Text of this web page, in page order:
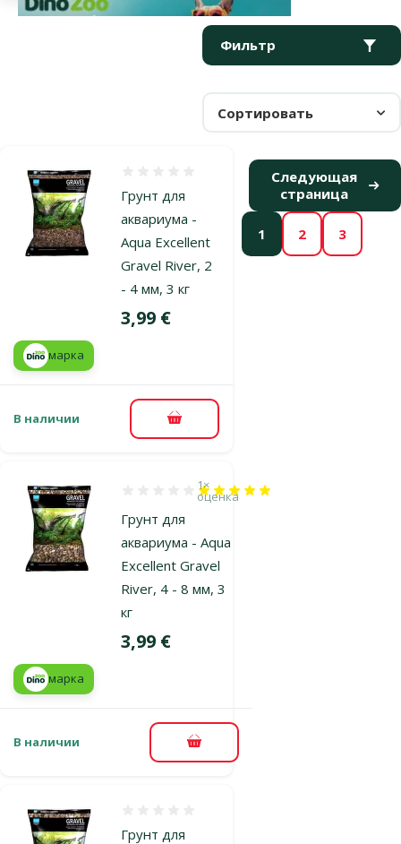
Фильтр
Сортировать
Продукты в категории Песок и гравий для аквариума
Грунт для
аквариума -
Aqua Excellent
Gravel River, 2
- 4 мм, 3 кг
Цена
3,99 €
марка
В наличии В корзину
Грунт для
аквариума - Aqua
Excellent Gravel
River, 4 - 8 мм, 3
кг
Оценка 100%, количество оценок: 1
1×
оценка
Цена
3,99 €
марка
В наличии В корзину
Грунт для
1 2 3
Следующая
страница